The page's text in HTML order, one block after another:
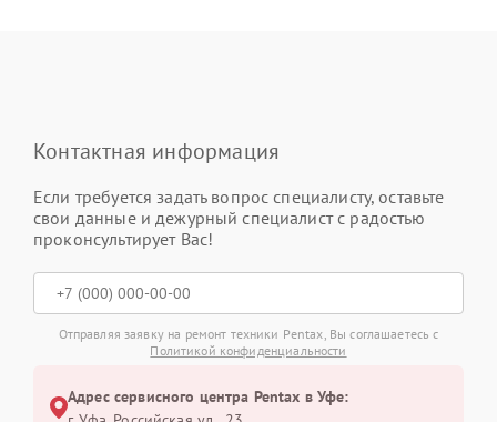
Контактная информация
Если требуется задать вопрос специалисту, оставьте
свои данные и дежурный специалист с радостью
проконсультирует Вас!
Отправляя заявку на ремонт техники Pentax, Вы соглашаетесь с
Политикой конфиденциальности
Адрес сервисного центра Pentax в Уфе: